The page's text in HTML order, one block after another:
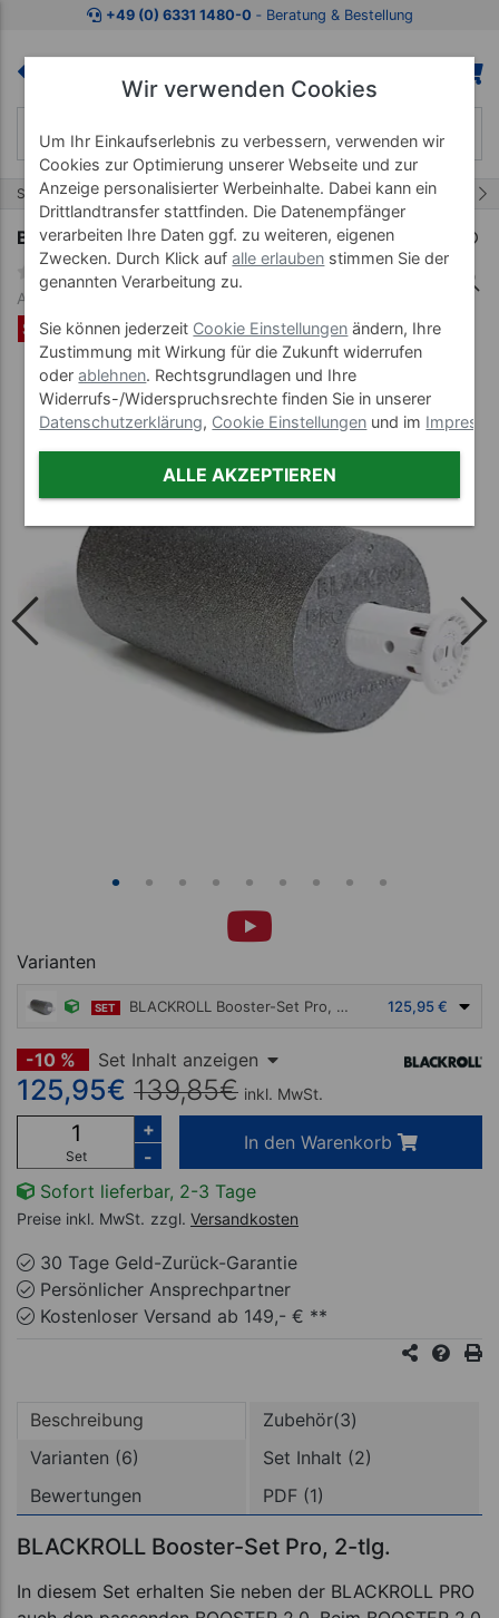
Zum Kaufbereich springen Zur Produktbeschreibung
+49 (0) 6331 1480-0 ‐ Beratung & Bestellung
Start Marken BLACKROLL 50/86
BLACKROLL Booster-Set Pro, 2-tlg.
Art-Nr. 03197
SET %
Varianten
SET BLACKROLL Booster-Set Pro, 2-tlg. 125,95 €
-10 % Set Inhalt anzeigen
125,95€ 139,85€ inkl. MwSt.
Set
+
-
In den Warenkorb
Sofort lieferbar, 2-3 Tage
Preise inkl. MwSt. zzgl. Versandkosten
30 Tage Geld-Zurück-Garantie
Persönlicher Ansprechpartner
Kostenloser Versand ab 149,- € **
Beschreibung
Zubehör(3)
Varianten (6)
Set Inhalt (2)
Bewertungen
PDF (1)
BLACKROLL Booster-Set Pro, 2-tlg.
In diesem Set erhalten Sie neben der BLACKROLL PRO
Wir verwenden Cookies
Um Ihr Einkaufserlebnis zu verbessern, verwenden wir
Cookies zur Optimierung unserer Webseite und zur
Anzeige personalisierter Werbeinhalte. Dabei kann ein
Drittlandtransfer stattfinden. Die Datenempfänger
verarbeiten Ihre Daten ggf. zu weiteren, eigenen
Zwecken. Durch Klick aufalle erlauben stimmen Sie der
genannten Verarbeitung zu.
Sie können jederzeit Cookie Einstellungen ändern, Ihre
Zustimmung mit Wirkung für die Zukunft widerrufen
oderablehnen. Rechtsgrundlagen und Ihre
Widerrufs-/Widerspruchsrechte finden Sie in unserer
Datenschutzerklärung, Cookie Einstellungen und im
ALLE AKZEPTIEREN